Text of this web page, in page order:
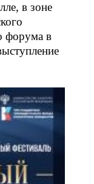
в зоне
форума в